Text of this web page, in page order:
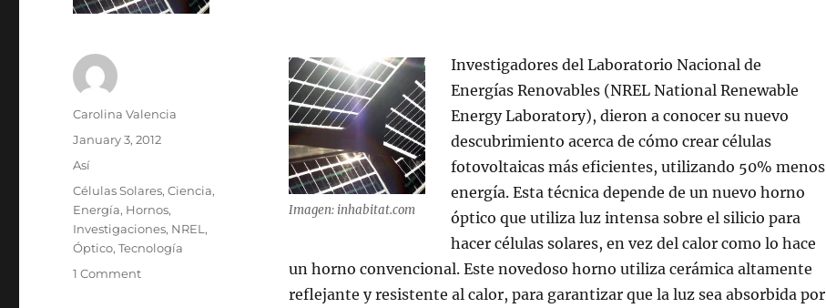
Imagen: inhabitat.com
Investigadores del Laboratorio Nacional de
Energías Renovables (NREL National Renewable
Energy Laboratory), dieron a conocer su nuevo
descubrimiento acerca de cómo crear células
fotovoltaicas más eficientes, utilizando 50% menos
energía. Esta técnica depende de un nuevo horno
óptico que utiliza luz intensa sobre el silicio para
hacer células solares, en vez del calor como lo hace
un horno convencional. Este novedoso horno utiliza cerámica altamente
reflejante y resistente al calor, para garantizar que la luz sea absorbida por
Author
Carolina Valencia
Posted
January 3, 2012
Categories
Así
Tags
Células Solares,Ciencia,
Energía, Hornos,
Investigaciones, NREL ,
Óptico,Tecnología
1 Commenton